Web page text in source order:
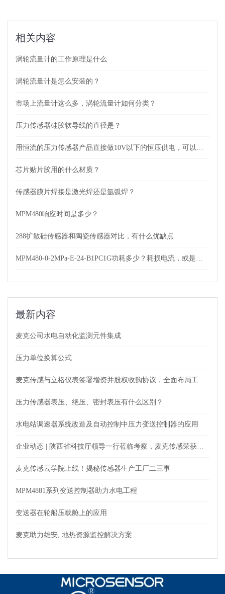
相关内容
涡轮流量计的工作原理是什么
涡轮流量计是怎么安装的？
市场上流量计这么多，涡轮流量计如何分类？
压力传感器硅胶软导线的直径是？
芯片贴片胶用的什么材质？
传感器膜片焊接是激光焊还是氩弧焊？
MPM480响应时间是多少？
288扩散硅传感器和陶瓷传感器对比，有什么优缺点
最新内容
麦克公司水电自动化监测元件集成
压力单位换算公式
压力传感器表压、绝压、密封表压有什么区别？
水电站调速器系统改造及自动控制中压力变送控制器的应用
麦克传感云学院上线！揭秘传感器生产工厂二三事
MPM4881系列变送控制器助力水电工程
变送器在轮船压载舱上的应用
麦克助力雄安, 地热资源监控解决方案